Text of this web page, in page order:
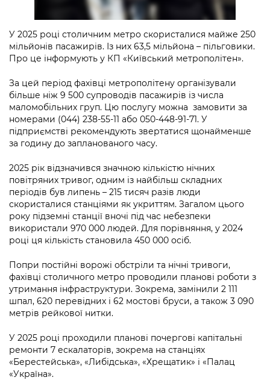
Підприємства, установи, організації
Kyiv International Relations
Річні звіти
Гендерна політика
Безбар'єрність
Київська міська військова адміністрація
Портал Захисників та Захисниць
Безбар'єрність
Міський застосунок Київ Цифровий
Важливе під час воєнного стану
Уряд» – місцевий рівень»
Важливе під час воєнного стану
Про відкриті дані
Портал даних Києва
Публічні дашборди
У 2025 році столичним метро скористалися майже 250
мільйонів пасажирів. Із них 63,5 мільйона – пільговики.
Про це інформують у КП «Київський метрополітен».
За цей період фахівці метрополітену організували
більше ніж 9 500 супроводів пасажирів із числа
маломобільних груп. Цю послугу можна замовити за
номерами (044) 238-55-11 або 050-448-91-71. У
підприємстві рекомендують звертатися щонайменше
за годину до запланованого часу.
2025 рік відзначився значною кількістю нічних
повітряних тривог, одним із найбільш складних
періодів був липень – 215 тисяч разів люди
скористалися станціями як укриттям. Загалом цього
року підземні станції вночі під час небезпеки
використали 970 000 людей. Для порівняння, у 2024
році ця кількість становила 450 000 осіб.
Попри постійні ворожі обстріли та нічні тривоги,
фахівці столичного метро проводили планові роботи з
утримання інфраструктури. Зокрема, замінили 2 111
шпал, 620 перевідних і 62 мостові бруси, а також 3 090
метрів рейкової нитки.
У 2025 році проходили планові почергові капітальні
ремонти 7 ескалаторів, зокрема на станціях
«Берестейська», «Либідська», «Хрещатик» і «Палац
«Україна».